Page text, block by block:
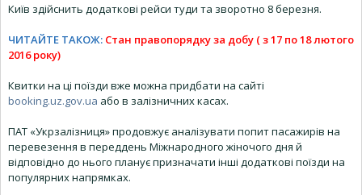
Київ здійснить додаткові рейси туди та зворотно 8 березня.
ЧИТАЙТЕ ТАКОЖ: Стан правопорядку за добу ( з 17 по 18 лютого
2016 року)
Квитки на ці поїзди вже можна придбати на сайті
booking.uz.gov.ua або в залізничних касах.
ПАТ «Укрзалізниця» продовжує аналізувати попит пасажирів на
перевезення в переддень Міжнародного жіночого дня й
відповідно до нього планує призначати інші додаткові поїзди на
популярних напрямках.